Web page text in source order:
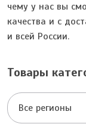
чему у нас вы
качества и с
и всей России.
Товары
Все регионы